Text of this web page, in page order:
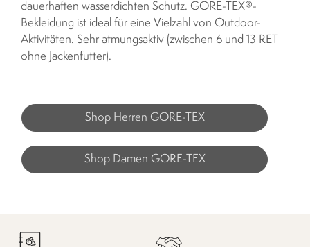
dauerhaften wasserdichten Schutz. GORE-TEX®-
Bekleidung ist ideal für eine Vielzahl von Outdoor-
Aktivitäten. Sehr atmungsaktiv (zwischen 6 und 13 RET
ohne Jackenfutter).
Shop Herren GORE-TEX
Shop Damen GORE-TEX